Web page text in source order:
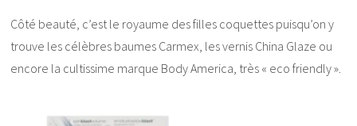
Côté beauté, c’est le royaume des filles coquettes puisqu’on y
trouve les célèbres baumes Carmex, les vernis China Glaze ou
encore la cultissime marque Body America, très « eco friendly ».